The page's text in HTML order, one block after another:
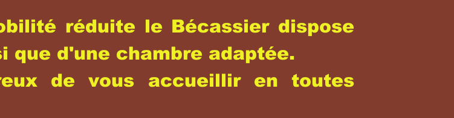
réduite le Bécassier dispose
que d'une chambre adaptée.
de vous accueillir en toutes